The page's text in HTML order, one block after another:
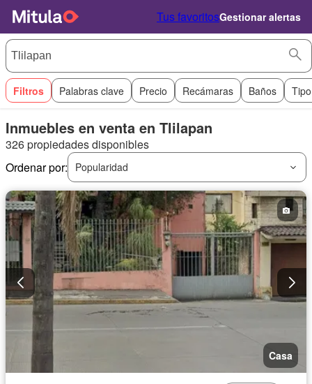
Tus favoritosGestionar alertas
Filtros Palabras clave Precio Recámaras Baños
Inmuebles en venta en Tlilapan
326 propiedades disponibles
Ordenar por:
Popularidad
Casa